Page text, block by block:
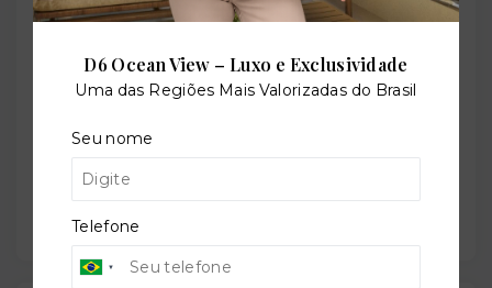
−
D6 Ocean View – Luxo e Exclusividade
Uma das Regiões Mais Valorizadas do Brasil
Seu nome
Telefone